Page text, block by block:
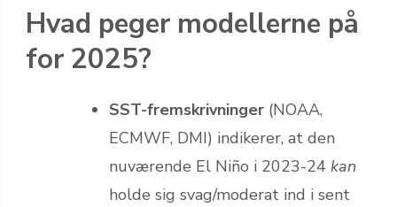
Hvad peger modellerne på
for 2025?
SST-fremskrivninger (NOAA,
ECMWF, DMI) indikerer, at den
nuværende El Niño i 2023-24 kan
holde sig svag/moderat ind i sent